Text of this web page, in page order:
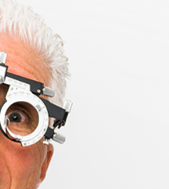
בשבילי
שמיעה
חכם עם תצוגה